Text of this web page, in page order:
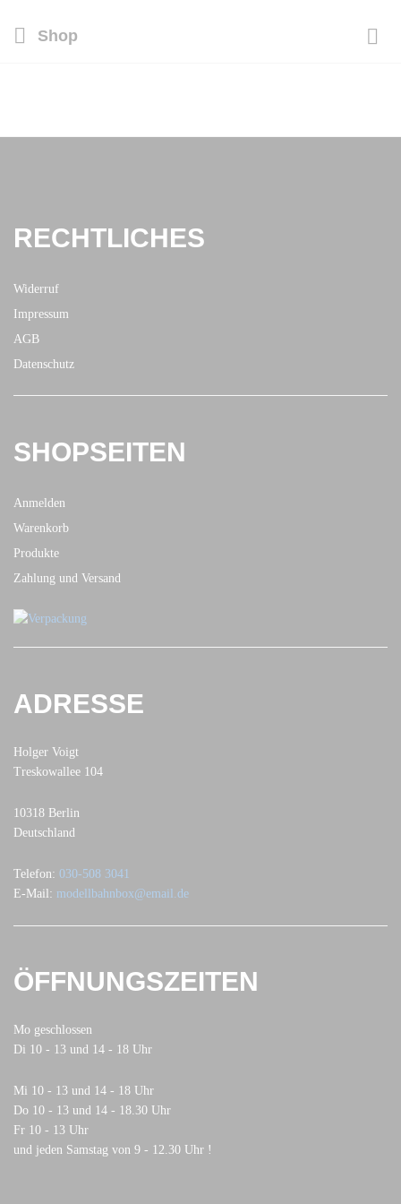
Shop
RECHTLICHES
Widerruf
Impressum
AGB
Datenschutz
SHOPSEITEN
Anmelden
Warenkorb
Produkte
Zahlung und Versand
ADRESSE
Holger Voigt
Treskowallee 104
10318 Berlin
Deutschland
Telefon: 030-508 3041
E-Mail: modellbahnbox@email.de
ÖFFNUNGSZEITEN
Mo geschlossen
Di 10 - 13 und 14 - 18 Uhr
Mi 10 - 13 und 14 - 18 Uhr
Do 10 - 13 und 14 - 18.30 Uhr
Fr 10 - 13 Uhr
und jeden Samstag von 9 - 12.30 Uhr !